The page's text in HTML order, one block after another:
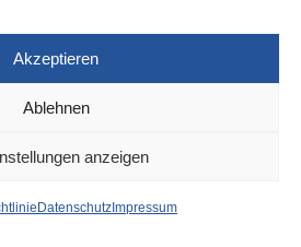
Akzeptieren
Ablehnen
anzeigen
Datenschutz Impressum
COOKIE-RICHTLINIE (EU)